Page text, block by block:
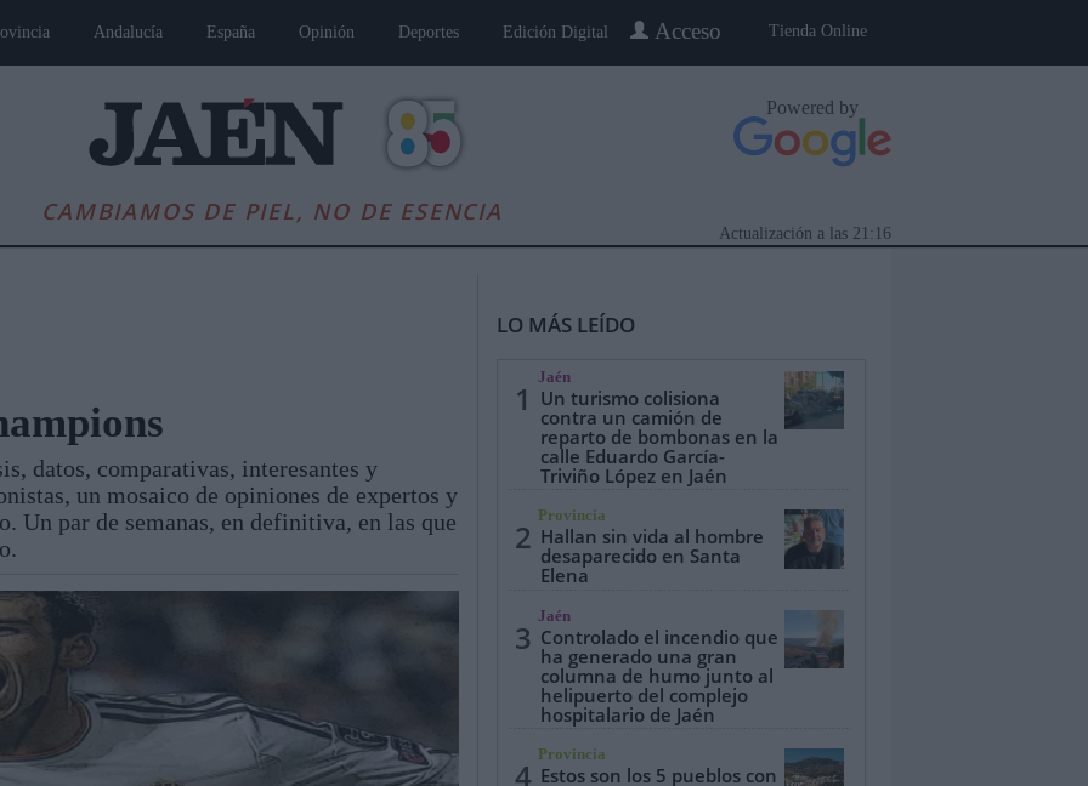
Tienda Online
Acceso
Andalucía España Opinión Deportes Edición Digital
CAMBIAMOS DE PIEL, NO DE ESENCIA
Powered by
21:16
Actualización a las
Andalucía Internacional Opinión Cultura Jaén, Pueblo a Pueblo Gente
datos, comparativas, interesantes y
un mosaico de opiniones de expertos y
Un par de semanas, en definitiva, en las que
LO MÁS LEÍDO
1
Jaén
Un turismo colisiona
contra un camión de
reparto de bombonas en la
calle Eduardo García-
Triviño López en Jaén
2
Provincia
Hallan sin vida al hombre
desaparecido en Santa
Elena
3
Jaén
Controlado el incendio que
ha generado una gran
columna de humo junto al
helipuerto del complejo
hospitalario de Jaén
4
Provincia
Estos son los 5 pueblos con